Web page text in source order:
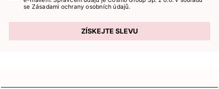
se Zásadami ochrany osobních údajů.
ZÍSKEJTE SLEVU